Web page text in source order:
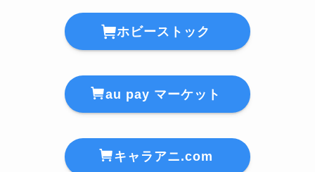
ホビーストック
au pay マーケット
キャラアニ.com